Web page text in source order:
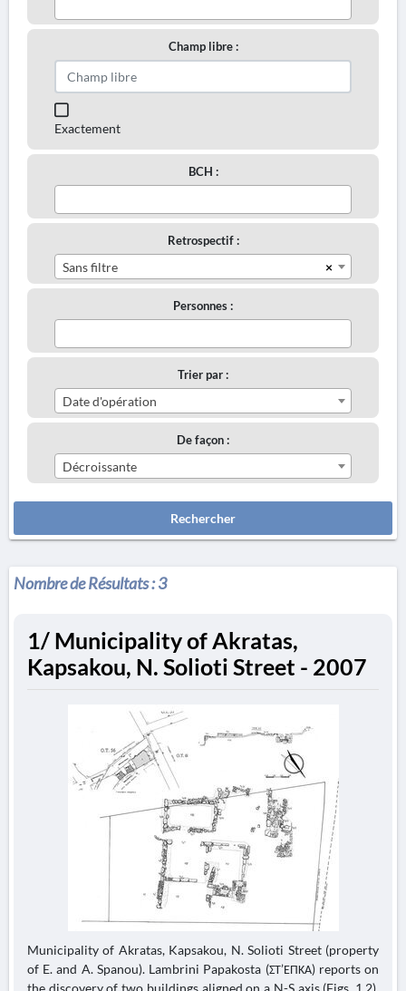
Champ libre :
Exactement
BCH :
Retrospectif :
×
Sans filtre
Personnes :
Trier par :
Date d'opération
De façon :
Décroissante
Rechercher
Nombre de Résultats :3
1/ Municipality of Akratas,
Kapsakou, N. Solioti Street - 2007
Municipality of Akratas, Kapsakou, N. Solioti Street (property
of E. and A. Spanou). Lambrini Papakosta (ΣΤ’ΕΠΚΑ) reports on
the discovery of two buildings aligned on a N-S axis (Figs. 1,2).